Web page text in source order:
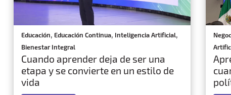
Educación, Educación Continua, Inteligencia Artificial,
Bienestar Integral
Cuando aprender deja de ser una
etapa y se convierte en un estilo de
vida